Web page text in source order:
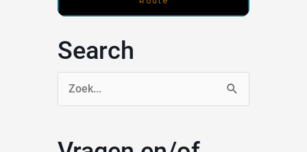
Search
Zoek
naar: